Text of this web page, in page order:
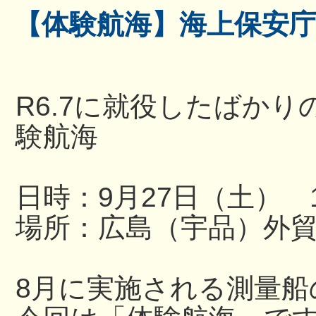
【体験航海】海上保
R6.7に就役したばかり
験航海
日時：9月27日（土）
場所：広島（宇品）外
8月に実施される測量